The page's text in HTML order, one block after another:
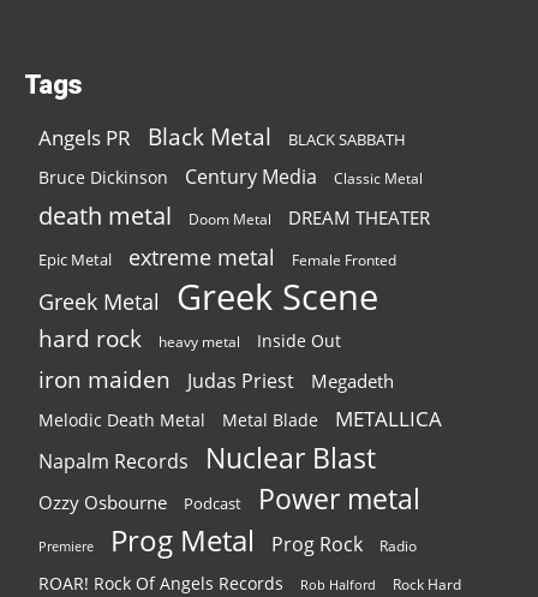
Tags
Angels PR Black Metal BLACK SABBATH
Bruce Dickinson Century Media Classic Metal
death metal Doom Metal DREAM THEATER
Epic Metal extreme metal Female Fronted
Greek Metal Greek Scene
hard rock heavy metal Inside Out
iron maiden Judas Priest Megadeth
Melodic Death Metal Metal Blade METALLICA
Napalm Records Nuclear Blast
Ozzy Osbourne Podcast Power metal
Premiere Prog Metal Prog Rock Radio
ROAR! Rock Of Angels Records Rob Halford Rock Hard